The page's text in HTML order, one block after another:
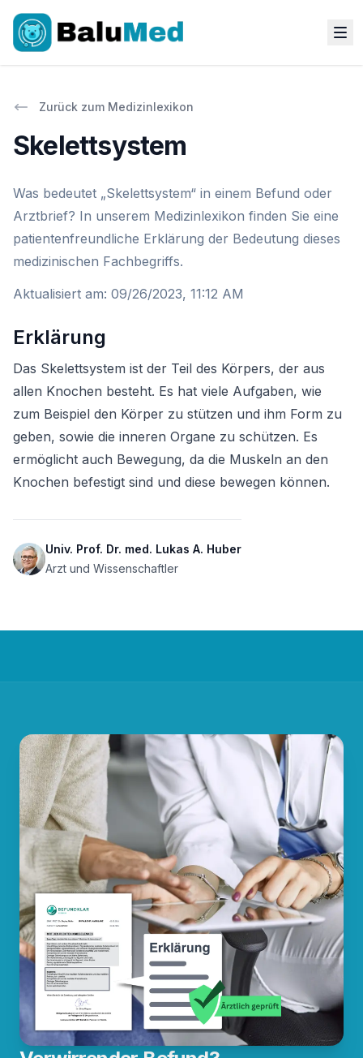
Zurück zum Medizinlexikon
Skelettsystem
Was bedeutet „Skelettsystem“ in einem Befund oder
Arztbrief? In unserem Medizinlexikon finden Sie eine
patientenfreundliche Erklärung der Bedeutung dieses
medizinischen Fachbegriffs.
Aktualisiert am: 09/26/2023, 11:12 AM
Erklärung
Das Skelettsystem ist der Teil des Körpers, der aus
allen Knochen besteht. Es hat viele Aufgaben, wie
zum Beispiel den Körper zu stützen und ihm Form zu
geben, sowie die inneren Organe zu schützen. Es
ermöglicht auch Bewegung, da die Muskeln an den
Knochen befestigt sind und diese bewegen können.
Univ. Prof. Dr. med. Lukas A. Huber
Arzt und Wissenschaftler